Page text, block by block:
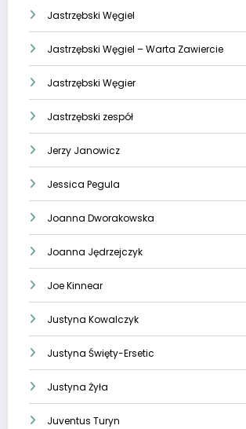
Jastrzębski Węgiel
Jastrzębski Węgiel – Warta Zawiercie
Jastrzębski Węgier
Jastrzębski zespół
Jerzy Janowicz
Jessica Pegula
Joanna Dworakowska
Joanna Jędrzejczyk
Joe Kinnear
Justyna Kowalczyk
Justyna Święty-Ersetic
Justyna Żyła
Juventus Turyn